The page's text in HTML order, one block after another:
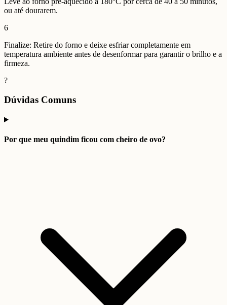
ou até dourarem.
6
Finalize: Retire do forno e deixe esfriar completamente em
temperatura ambiente antes de desenformar para garantir o brilho e a
firmeza.
?
Dúvidas Comuns
Por que meu quindim ficou com cheiro de ovo?